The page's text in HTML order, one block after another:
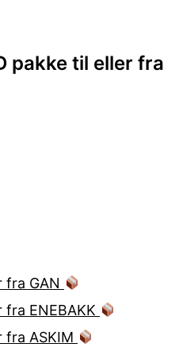
pakke til eller fra
fra GAN
fra ENEBAKK
fra ASKIM